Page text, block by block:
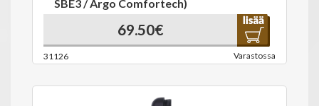
SBE3 / Argo Comfortech)
69.50€
31126 Varastossa